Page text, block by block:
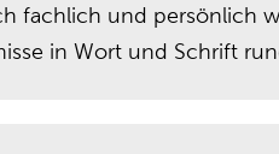
fachlich und persönlich
in Wort und Schrift